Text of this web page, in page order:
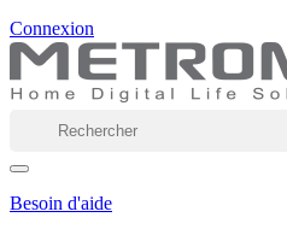
Connexion
Besoin d'aide